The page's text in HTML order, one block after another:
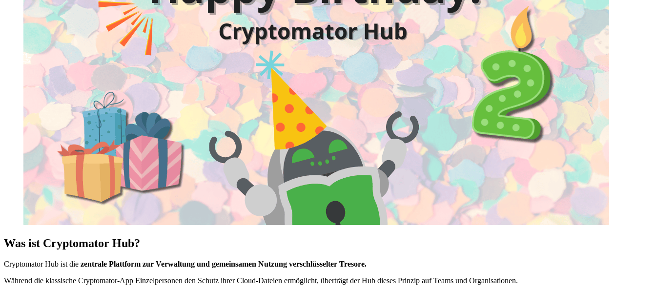
Was ist Cryptomator Hub?
Cryptomator Hub ist die zentrale Plattform zur Verwaltung und gemeinsamen Nutzung verschlüsselter Tresore.
Während die klassische Cryptomator-App Einzelpersonen den Schutz ihrer Cloud-Dateien ermöglicht, überträgt der Hub dieses Prinzip auf Teams und Organisationen.